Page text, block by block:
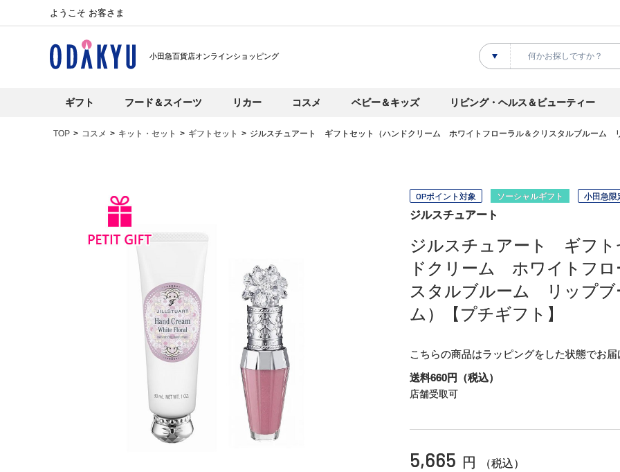
ようこそ お客さま
小田急百貨店オンラインショッピング
ギフト フード＆スイーツ リカー コスメ ベビー＆キッズ リビング・ヘルス＆ビューティー
TOP コスメ キット・セット ギフトセット ジルスチュアート ギフトセット（ハンドクリーム ホワイトフローラル＆クリスタルブルーム
OPポイント対象 ソーシャルギフト 小田急限
ジルスチュアート
ジルスチュアート ギフト
ドクリーム ホワイトフロ
スタルブルーム リップ
ム）【プチギフト】
こちらの商品はラッピングをした状態でお届
送料660円（税込）
店舗受取可
5,665 円 （税込）